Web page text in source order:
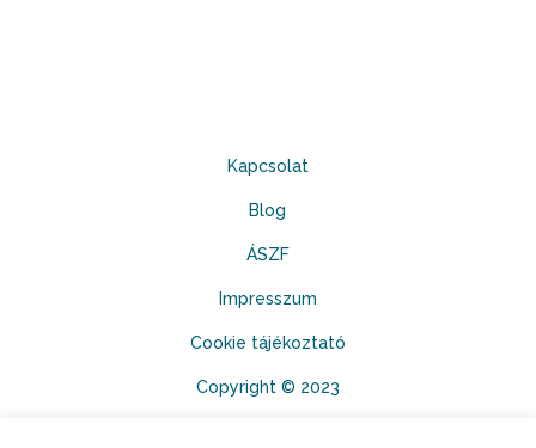
Kapcsolat
Blog
ÁSZF
Impresszum
Cookie tájékoztató
Copyright © 2023